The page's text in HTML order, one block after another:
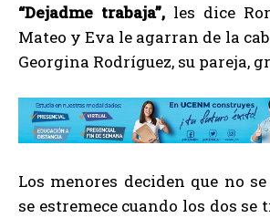
“Dejadme trabaja”, les dice
Mateo y Eva le agarran de la
Georgina Rodríguez, su pareja,
Los menores deciden que no
se estremece cuando los dos